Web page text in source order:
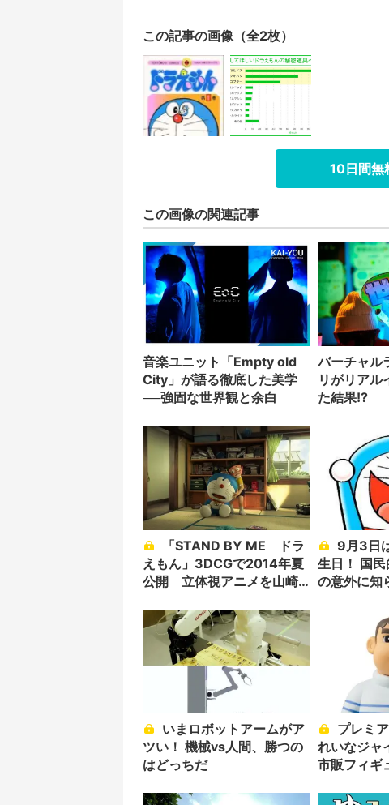
この記事の画像（全2枚）
10日間無
この画像の関連記事
音楽ユニット「Empty old
City」が語る徹底した美学
──強固な世界観と余白
バーチャル
リがリアル
た結果!?
えもん」3DCGで2014年夏
公開 立体視アニメを山崎
9月3日はドラえもんの誕
生日！ 国
の意外に知
ツい！ 機械vs人間、勝つの
はどっちだ
れいなジャ
市販フィギ